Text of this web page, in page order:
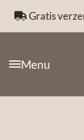
Gratis
Menu